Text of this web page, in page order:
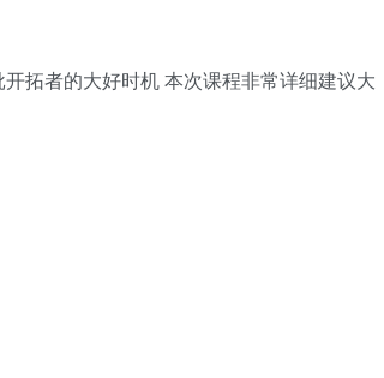
拓者的大好时机 本次课程非常详细建议大